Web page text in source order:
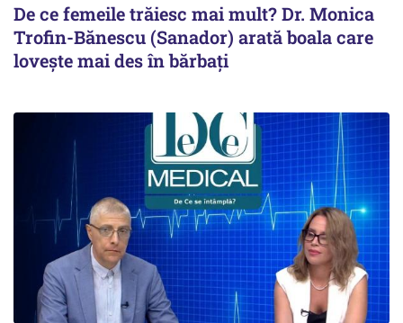
De ce femeile trăiesc mai mult? Dr. Monica
Trofin-Bănescu (Sanador) arată boala care
lovește mai des în bărbați